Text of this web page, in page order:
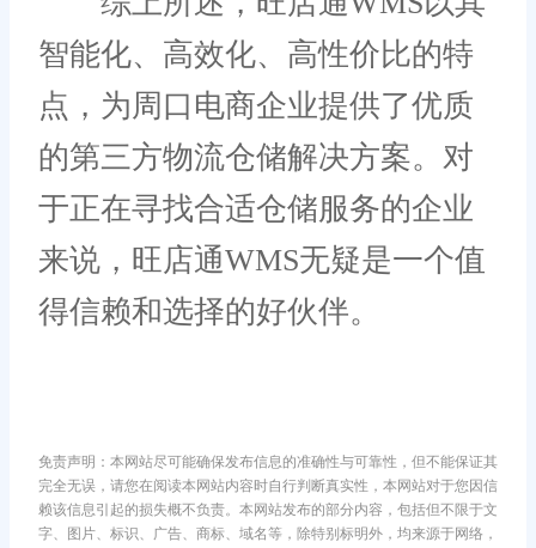
智能化、高效化、高性价比的特
点，为周口电商企业提供了优质
的第三方物流仓储解决方案。对
于正在寻找合适仓储服务的企业
来说，旺店通WMS无疑是一个值
得信赖和选择的好伙伴。
免责声明：本网站尽可能确保发布信息的准确性与可靠性，但不能保证其
完全无误，请您在阅读本网站内容时自行判断真实性，本网站对于您因信
赖该信息引起的损失概不负责。本网站发布的部分内容，包括但不限于文
字、图片、标识、广告、商标、域名等，除特别标明外，均来源于网络，